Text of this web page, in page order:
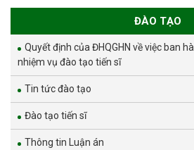
ĐÀO TẠO
Quyết định của ĐHQGHN về việc ban
nhiệm vụ đào tạo tiến sĩ
Tin tức đào tạo
Đào tạo tiến sĩ
Thông tin Luận án